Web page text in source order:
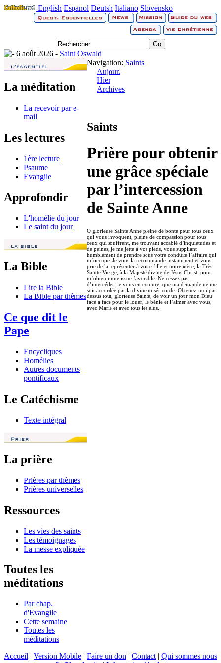
English Espanol Deutsh Italiano Slovensko
6 août 2026 - Saint Oswald
La méditation
La recevoir par e-
mail
Les lectures
1ère lecture
Psaume
Evangile
Approfondir
L'homélie du jour
Le saint du jour
La Bible
Lire la Bible
La Bible par thèmes
Ce que dit le
Pape
Encycliques
Homélies
Autres documents
pontificaux
Le Catéchisme
Texte intégral
La prière
Prières par thèmes
Prières universelles
Ressources
Les vies des saints
Les témoignages
La messe expliquée
Toutes les
méditations
Par chap.
d'Evangile
Cette semaine
Toutes les
méditations
Navigation: Saints
Aujour.
Hier
Archives
Saints
Prière pour obtenir
une grâce spéciale
par l’intercession
de Sainte Anne
O glorieuse Sainte Anne pleine de bonté pour tous ceux
qui vous invoquent, pleine de compassion pour tous
ceux qui souffrent, me trouvant accablé d’inquiétudes et
de peines, je me jette à vos pieds, vous suppliant
humblement de prendre sous votre conduite l’affaire qui
m’occupe. Je vous la recommande instamment et vous
prie de la représenter à votre fille et notre mère, la Très
Sainte Vierge, à la Majesté divine de Jésus-Christ, pour
m’obtenir une issue favorable. Ne cessez pas
d’intercéder, je vous en conjure, que ma demande ne me
soit accordée par la divine miséricorde. Obtenez-moi par
dessus tout, glorieuse Sainte, de voir un jour mon Dieu
face à face pour le louer, le bénie et l’aimer avec vous,
avec Marie et avec tous les élus.
Accueil | Version Mobile | Faire un don | Contact | Qui sommes nous